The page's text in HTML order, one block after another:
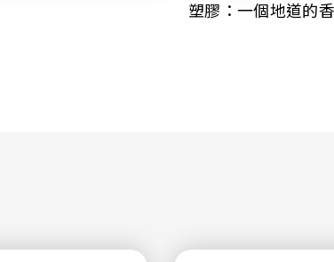
塑膠：一個地道的